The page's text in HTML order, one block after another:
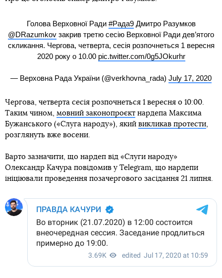
Голова Верховної Ради #Рада9Дмитро Разумков
@DRazumkov закрив третю сесію Верховної Ради дев’ятого
скликання. Чергова, четверта, сесія розпочнеться 1 вересня
2020 року о 10.00 pic.twitter.com/0g5JOkurhr
— Верховна Рада України (@verkhovna_rada) July 17, 2020
Чергова, четверта сесія розпочнеться 1 вересня о 10:00.
Таким чином, мовний законопроєкт нардепа Максима
Бужанського («Слуга народу»), який викликав протести,
розглянуть вже восени.
Варто зазначити, що нардеп від «Слуги народу»
Олександр Качура повідомив у Telegram, що нардепи
ініціювали проведення позачергового засідання 21 липня.